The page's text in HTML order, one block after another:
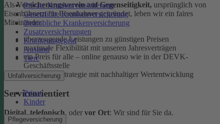
Private Krankenversicherung
Gesetzliche Krankenversicherung
Betriebliche Krankenversicherung
Zusatzversicherungen
Krankentagegeld
Ausland
Tiere
Unfallversicherung
Privat
Kinder
Pflegeversicherung
AlsVersicherungsverein auf Gegenseitigkeit, ursprünglich von
Eisenbahnern für Eisenbahner gegründet, leben wir ein faires
Miteinander.
überzeugende Leistungen zu günstigen Preisen
maximale Flexibilität mit unseren Jahresverträgen
ein Preis für alle – online genauso wie in der DEVK-
Geschäftsstelle
faire Anlagestrategie mit nachhaltiger Wertentwicklung
Serviceorientiert
Digital,telefonisch, oder vor Ort: Wir sind für Sie da.